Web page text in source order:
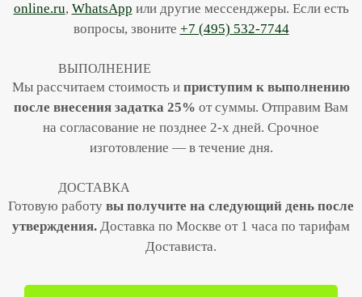
online.ru, WhatsApp или другие мессенджеры. Если есть
вопросы, звоните +7 (495) 532-7744
ВЫПОЛНЕНИЕ
Мы рассчитаем стоимость и приступим к выполнению
после внесения задатка 25% от суммы. Отправим Вам
на согласование не позднее 2-х дней. Срочное
изготовление — в течение дня.
ДОСТАВКА
Готовую работу вы получите на следующий день после
утверждения. Доставка по Москве от 1 часа по тарифам
Достависта.